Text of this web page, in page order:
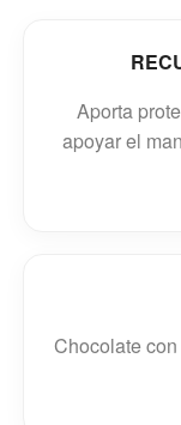
Aporta
apoyar el
Chocolate